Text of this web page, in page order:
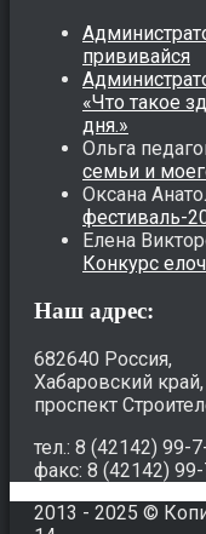
прививайся
«Что такое
дня.»
Ольга
семьи и
Оксана
фестиваль-
Елена
Конкурс
Наш адрес:
682640 Россия,
Хабаровский
проспект
тел.: 8 (42142) 99-
факс: 8 (42142)
2013 - 2025 ©